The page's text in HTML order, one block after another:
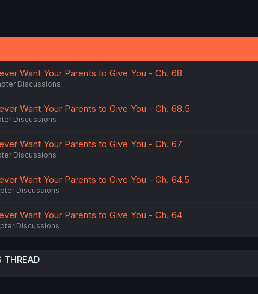
Want Your Parents to Give You - Ch. 68
Discussions
Want Your Parents to Give You - Ch. 68.5
Discussions
Want Your Parents to Give You - Ch. 67
Discussions
Want Your Parents to Give You - Ch. 64.5
Discussions
Want Your Parents to Give You - Ch. 64
Discussions
THREAD